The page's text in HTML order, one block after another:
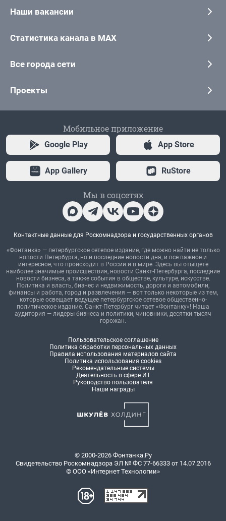
Наши вакансии
Статистика канала в MAX
Все города сети
Проекты
Мобильное приложение
Google Play App Store
App Gallery RuStore
Мы в соцсетях
Контактные данные для Роскомнадзора и государственных органов
«Фонтанка» — петербургское сетевое издание, где можно найти не только
новости Петербурга, но и последние новости дня, и все важное и
интересное, что происходит в России и в мире. Здесь вы отыщете
наиболее значимые происшествия, новости Санкт-Петербурга, последние
новости бизнеса, а также события в обществе, культуре, искусстве.
Политика и власть, бизнес и недвижимость, дороги и автомобили,
финансы и работа, город и развлечения — вот только некоторые из тем,
которые освещает ведущее петербургское сетевое общественно-
политическое издание. Санкт-Петербург читает «Фонтанку»! Наша
аудитория — лидеры бизнеса и политики, чиновники, десятки тысяч
горожан.
Пользовательское соглашение
Политика обработки персональных данных
Правила использования материалов сайта
Политика использования cookies
Рекомендательные системы
Деятельность в сфере ИТ
Руководство пользователя
Наши награды
© 2000-2026 Фонтанка.Ру
Свидетельство Роскомнадзора ЭЛ № ФС 77-66333 от 14.07.2016
© ООО «Интернет Технологии»